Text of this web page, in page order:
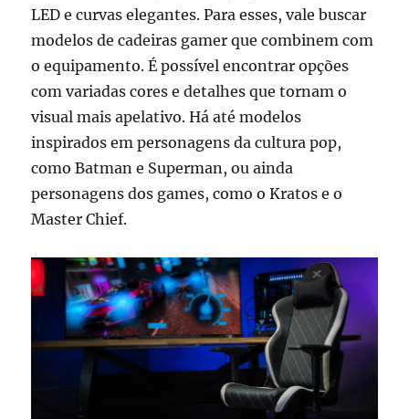
LED e curvas elegantes. Para esses, vale buscar
modelos de cadeiras gamer que combinem com
o equipamento. É possível encontrar opções
com variadas cores e detalhes que tornam o
visual mais apelativo. Há até modelos
inspirados em personagens da cultura pop,
como Batman e Superman, ou ainda
personagens dos games, como o Kratos e o
Master Chief.